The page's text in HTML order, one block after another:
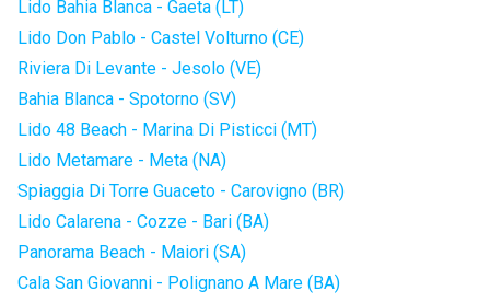
Lido Bahia Blanca - Gaeta (LT)
Lido Don Pablo - Castel Volturno (CE)
Riviera Di Levante - Jesolo (VE)
Bahia Blanca - Spotorno (SV)
Lido 48 Beach - Marina Di Pisticci (MT)
Lido Metamare - Meta (NA)
Spiaggia Di Torre Guaceto - Carovigno (BR)
Lido Calarena - Cozze - Bari (BA)
Panorama Beach - Maiori (SA)
Cala San Giovanni - Polignano A Mare (BA)